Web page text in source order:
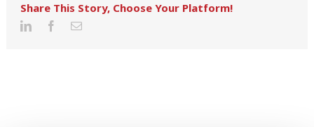
Share This Story, Choose Your Platform!